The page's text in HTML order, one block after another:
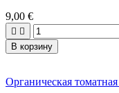
9,00 €
 
В корзину
Органическая